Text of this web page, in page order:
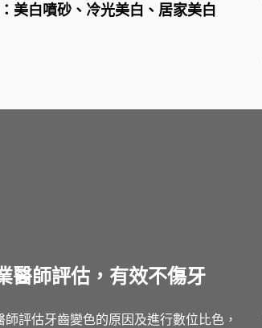
美白噴砂、冷光美白、居家美白
醫師評估，有效不傷牙
師評估牙齒變色的原因及進行數位比色，